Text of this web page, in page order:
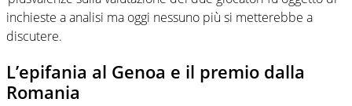
inchieste a analisi ma oggi nessuno più si metterebbe a
discutere.
L’epifania al Genoa e il premio dalla
Romania